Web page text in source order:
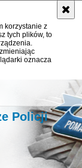
korzystanie z
tych plików, to
oznacza
Policji